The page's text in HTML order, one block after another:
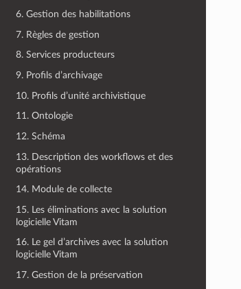
6. Gestion des habilitations
7. Règles de gestion
8. Services producteurs
9. Profils d’archivage
10. Profils d’unité archivistique
11. Ontologie
12. Schéma
13. Description des workflows et des
opérations
14. Module de collecte
15. Les éliminations avec la solution
logicielle Vitam
16. Le gel d’archives avec la solution
logicielle Vitam
17. Gestion de la préservation